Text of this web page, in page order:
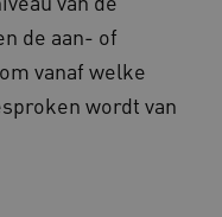
de aan- of
vanaf welke
wordt van
/Domein
LLC
/Domein